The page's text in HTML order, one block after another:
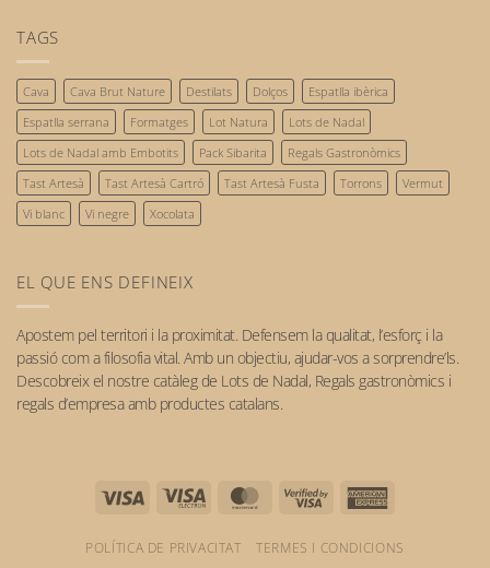
les
persones
2026
Gastronomia
sostenible:
el
nostre
compromís
amb
el
futur
TAGS
Cava Cava Brut Nature Destilats Dolços
Espatlla ibèrica
Espatlla serrana
Formatges Lot Natura
Lots de Nadal
Lots de Nadal amb Embotits
Pack Sibarita
Regals Gastronòmics
Tast Artesà
Tast Artesà Cartró Tast Artesà Fusta Torrons
Vermut
Vi blanc
Vi negre Xocolata
EL QUE ENS DEFINEIX
Apostem pel territori i la proximitat. Defensem la qualitat, l’esforç i la
passió com a filosofia vital. Amb un objectiu, ajudar-vos a sorprendre’ls.
Descobreix el nostre catàleg de Lots de Nadal, Regals gastronòmics i
regals d’empresaamb productes catalans.
Visa
Visa
MasterCardVisa
POLÍTICA DE PRIVACITAT TERMES I CONDICIONS